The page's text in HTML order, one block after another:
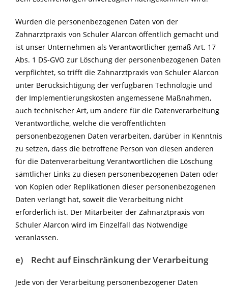
Wurden die personenbezogenen Daten von der
Zahnarztpraxis von Schuler Alarcon öffentlich gemacht und
ist unser Unternehmen als Verantwortlicher gemäß Art. 17
Abs. 1 DS-GVO zur Löschung der personenbezogenen Daten
verpflichtet, so trifft die Zahnarztpraxis von Schuler Alarcon
unter Berücksichtigung der verfügbaren Technologie und
der Implementierungskosten angemessene Maßnahmen,
auch technischer Art, um andere für die Datenverarbeitung
Verantwortliche, welche die veröffentlichten
personenbezogenen Daten verarbeiten, darüber in Kenntnis
zu setzen, dass die betroffene Person von diesen anderen
für die Datenverarbeitung Verantwortlichen die Löschung
sämtlicher Links zu diesen personenbezogenen Daten oder
von Kopien oder Replikationen dieser personenbezogenen
Daten verlangt hat, soweit die Verarbeitung nicht
erforderlich ist. Der Mitarbeiter der Zahnarztpraxis von
Schuler Alarcon wird im Einzelfall das Notwendige
veranlassen.
e) Recht auf Einschränkung der Verarbeitung
Jede von der Verarbeitung personenbezogener Daten